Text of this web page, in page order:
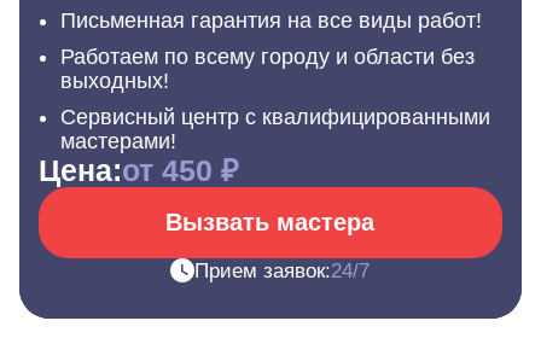
Письменная гарантия на все виды работ!
Работаем по всему городу и области без
выходных!
Сервисный центр с квалифицированными
мастерами!
Цена:от 450 ₽
Вызвать мастера
Прием заявок:24/7